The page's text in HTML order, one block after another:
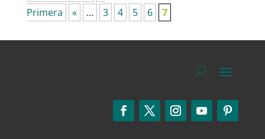
Primera
« ... 3 4 5 6 7